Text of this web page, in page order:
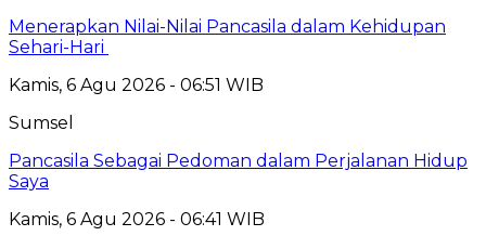
Menerapkan Nilai-Nilai Pancasila dalam Kehidupan
Sehari-Hari
Kamis, 6 Agu 2026 - 06:51 WIB
Sumsel
Pancasila Sebagai Pedoman dalam Perjalanan Hidup
Saya
Kamis, 6 Agu 2026 - 06:41 WIB